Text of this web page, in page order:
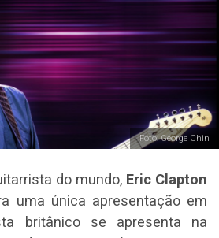
Foto: George Chin
do mundo, Eric Clapton
uma única apresentação em
britânico se apresenta na